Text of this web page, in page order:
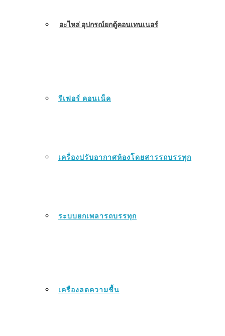
อะไหล่ อุปกรณ์ยกตู้คอนเทนเนอร์
รีเฟอร์ คอนเน็ค
เครื่องปรับอากาศห้องโดยสารรถบรรทุก
ระบบยกเพลารถบรรทุก
เครื่องลดความชื้น